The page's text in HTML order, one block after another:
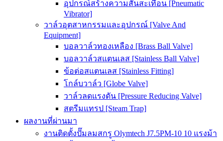
อุปกรณ์สร้างความสั่นสะเทือน [Pneumatic
Vibrator]
วาล์วอุตสาหกรรมและอุปกรณ์ [Valve And
Equipment]
บอลวาล์วทองเหลือง [Brass Ball Valve]
บอลวาล์วสแตนเลส [Stainless Ball Valve]
ข้อต่อสแตนเลส [Stainless Fitting]
โกล์บวาล์ว [Globe Valve]
วาล์วลดแรงดัน [Pressure Reducing Valve]
สตรีมแทรป [Steam Trap]
ผลงานที่ผ่านมา
งานติดตั้งปั๊มลมสกรู Olymtech J7.5PM-10 10 แรงม้า